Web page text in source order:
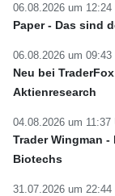
06.08.2026 um 12:24
Paper - Das sind
06.08.2026 um 09:43
Neu bei
Aktienresearch
04.08.2026 um 11:37
Trader Wingman
Biotechs
31.07.2026 um 22:44